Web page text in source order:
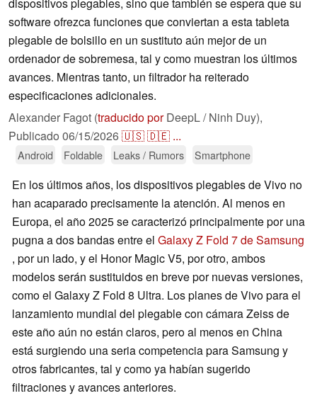
software ofrezca funciones que conviertan a esta tableta
plegable de bolsillo en un sustituto aún mejor de un
ordenador de sobremesa, tal y como muestran los últimos
avances. Mientras tanto, un filtrador ha reiterado
especificaciones adicionales.
Alexander Fagot (traducido porDeepL / Ninh Duy),
Publicado 06/15/2026🇺🇸🇩🇪 ...
Android Foldable Leaks / Rumors Smartphone
En los últimos años, los dispositivos plegables de Vivo no
han acaparado precisamente la atención. Al menos en
Europa, el año 2025 se caracterizó principalmente por una
pugna a dos bandas entre el Galaxy Z Fold 7 de Samsung
, por un lado, y el Honor Magic V5, por otro, ambos
modelos serán sustituidos en breve por nuevas versiones,
como el Galaxy Z Fold 8 Ultra. Los planes de Vivo para el
lanzamiento mundial del plegable con cámara Zeiss de
este año aún no están claros, pero al menos en China
está surgiendo una seria competencia para Samsung y
otros fabricantes, tal y como ya habían sugerido
filtraciones y avances anteriores.